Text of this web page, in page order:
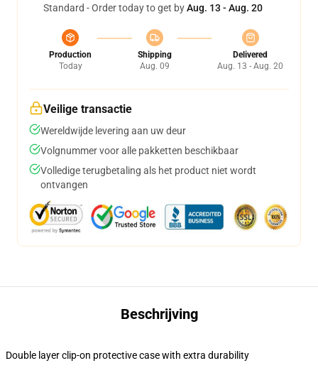
Standard - Order today to get byAug. 13 - Aug. 20
Production
Today
Shipping
Aug. 09
Delivered
Aug. 13 - Aug. 20
Veilige transactie
Wereldwijde levering aan uw deur
Volgnummer voor alle pakketten beschikbaar
Volledige terugbetaling als het product niet wordt
ontvangen
Beschrijving
Double layer clip-on protective case with extra durability